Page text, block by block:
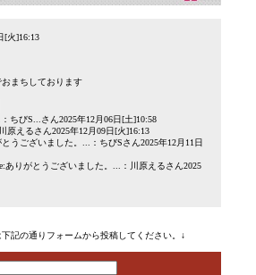
[火]16:13
まちしております
：ちびS...さん2025年12月06日[土]10:58
川原えるさん2025年12月09日[火]16:13
うございました。...
：ちびSさん2025年12月11日
ありがとうございました。...
：川原えるさん2025
記の通りフォームから投稿してください。↓